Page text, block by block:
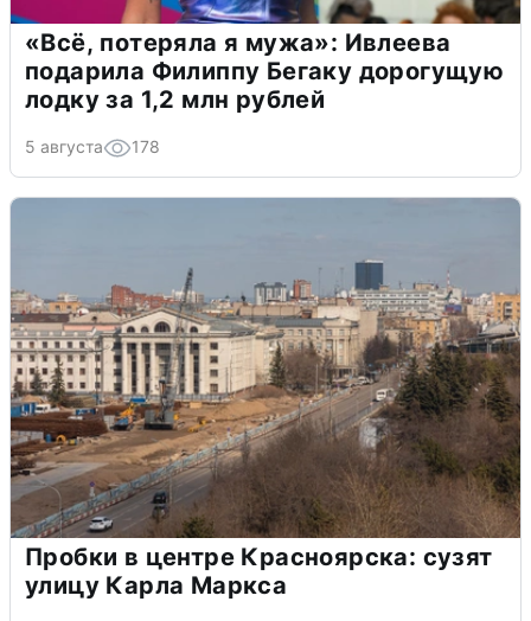
«Всё, потеряла я мужа»: Ивлеева
подарила Филиппу Бегаку дорогущую
лодку за 1,2 млн рублей
5 августа 178
Пробки в центре Красноярска: сузят
улицу Карла Маркса